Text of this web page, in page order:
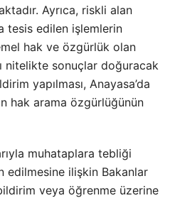
Ayrıca, riskli alan
tesis edilen işlemlerin
hak ve özgürlük olan
nitelikte sonuçlar doğuracak
yapılması, Anayasa’da
hak arama özgürlüğünün
muhataplara tebliği
edilmesine ilişkin Bakanlar
bildirim veya öğrenme üzerine